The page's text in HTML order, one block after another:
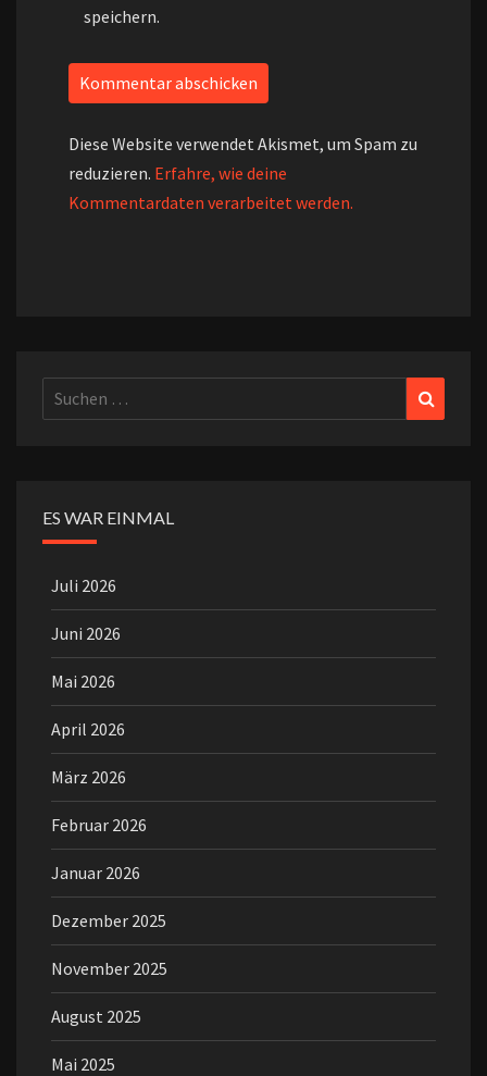
speichern.
Diese Website verwendet Akismet, um Spam zu
reduzieren. Erfahre, wie deine
Kommentardaten verarbeitet werden.
Suchen
nach:
ES WAR EINMAL
Juli 2026
Juni 2026
Mai 2026
April 2026
März 2026
Februar 2026
Januar 2026
Dezember 2025
November 2025
August 2025
Mai 2025